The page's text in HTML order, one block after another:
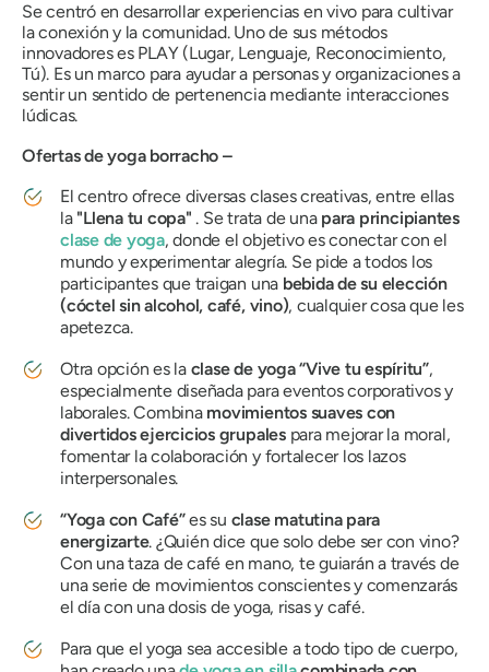
Se centró en desarrollar experiencias en vivo para cultivar
la conexión y la comunidad. Uno de sus métodos
innovadores es PLAY (Lugar, Lenguaje, Reconocimiento,
Tú). Es un marco para ayudar a personas y organizaciones a
sentir un sentido de pertenencia mediante interacciones
lúdicas.
Ofertas de yoga borracho –
El centro ofrece diversas clases creativas, entre ellas
la "Llena tu copa". Se trata de una para principiantes
clase de yoga, donde el objetivo es conectar con el
mundo y experimentar alegría. Se pide a todos los
participantes que traigan una bebida de su elección
(cóctel sin alcohol, café, vino), cualquier cosa que les
apetezca.
Otra opción es la clase de yoga “Vive tu espíritu”,
especialmente diseñada para eventos corporativos y
laborales. Combinamovimientos suaves con
divertidos ejercicios grupalespara mejorar la moral,
fomentar la colaboración y fortalecer los lazos
interpersonales.
“Yoga con Café”es su clase matutina para
energizarte. ¿Quién dice que solo debe ser con vino?
Con una taza de café en mano, te guiarán a través de
una serie de movimientos conscientes y comenzarás
el día con una dosis de yoga, risas y café.
Para que el yoga sea accesible a todo tipo de cuerpo,